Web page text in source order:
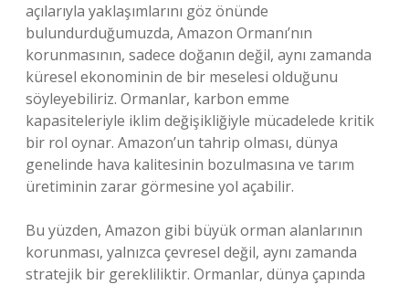
açılarıyla yaklaşımlarını göz önünde
bulundurduğumuzda, Amazon Ormanı’nın
korunmasının, sadece doğanın değil, aynı zamanda
küresel ekonominin de bir meselesi olduğunu
söyleyebiliriz. Ormanlar, karbon emme
kapasiteleriyle iklim değişikliğiyle mücadelede kritik
bir rol oynar. Amazon’un tahrip olması, dünya
genelinde hava kalitesinin bozulmasına ve tarım
üretiminin zarar görmesine yol açabilir.
Bu yüzden, Amazon gibi büyük orman alanlarının
korunması, yalnızca çevresel değil, aynı zamanda
stratejik bir gerekliliktir. Ormanlar, dünya çapında